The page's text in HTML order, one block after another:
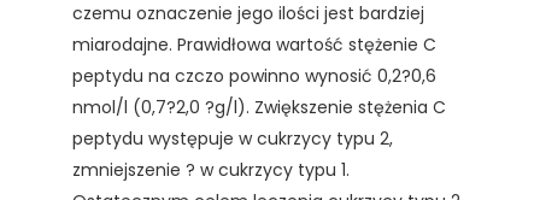
czemu oznaczenie jego ilości jest bardziej
miarodajne. Prawidłowa wartość stężenie C
peptydu na czczo powinno wynosić 0,2?0,6
nmol/l (0,7?2,0 ?g/l). Zwiększenie stężenia C
peptydu występuje w cukrzycy typu 2,
zmniejszenie ? w cukrzycy typu 1.